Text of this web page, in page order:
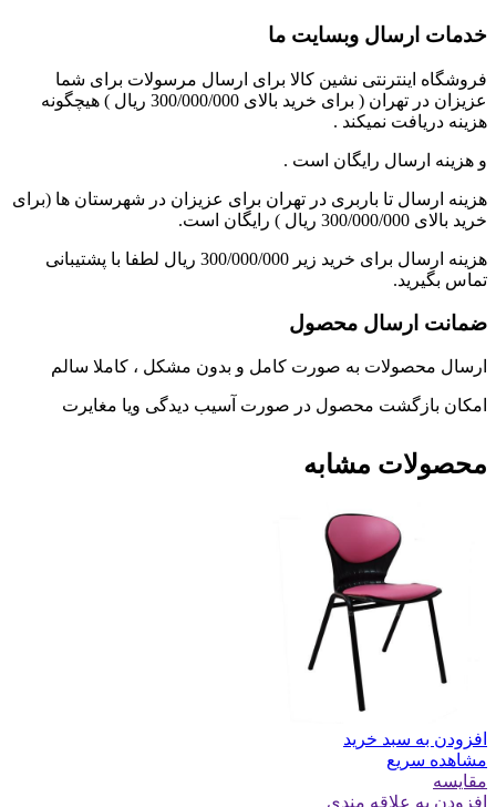
خدمات ارسال وبسایت ما
فروشگاه اینترنتی نشین کالا برای ارسال مرسولات برای شما
عزیزان در تهران ( برای خرید بالای 300/000/000 ریال ) هیچگونه
هزینه دریافت نمیکند .
و هزینه ارسال رایگان است .
هزینه ارسال تا باربری در تهران برای عزیزان در شهرستان ها (برای
خرید بالای 300/000/000 ریال ) رایگان است.
هزینه ارسال برای خرید زیر 300/000/000 ریال لطفا با پشتیبانی
تماس بگیرید.
ضمانت ارسال محصول
ارسال محصولات به صورت کامل و بدون مشکل ، کاملا سالم
امکان بازگشت محصول در صورت آسیب دیدگی ویا مغایرت
محصولات مشابه
افزودن به سبد خرید
مشاهده سریع
مقایسه
افزودن به علاقه مندی